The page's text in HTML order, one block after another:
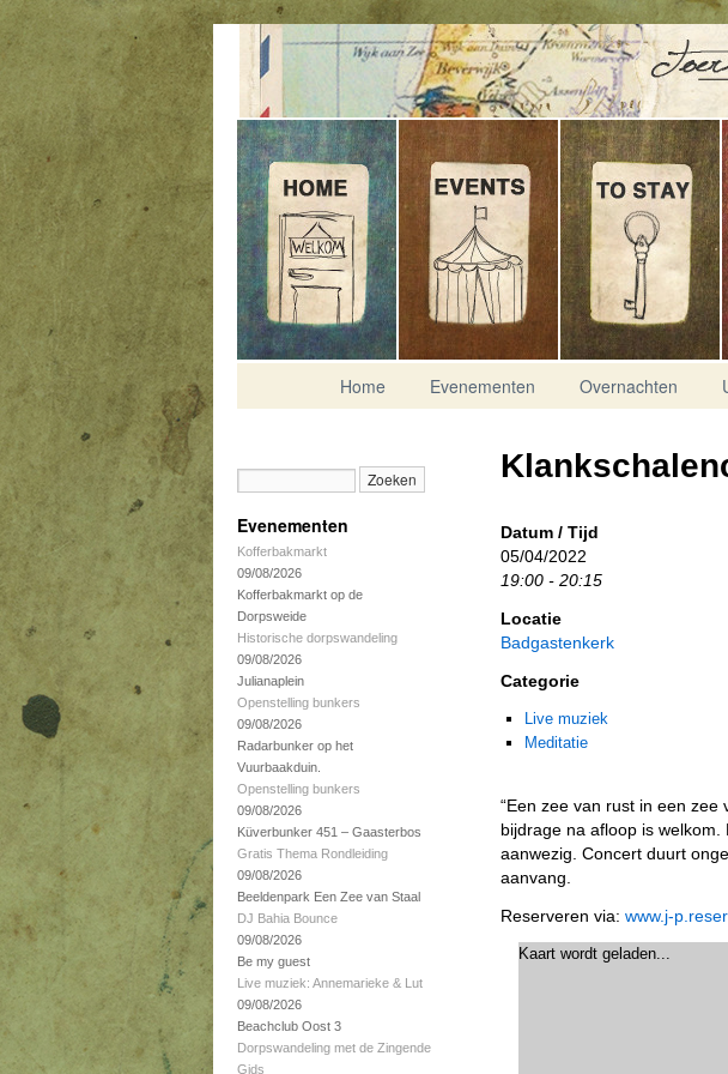
Contact
Home Evenementen Overnachten
Evenementen
Kofferbakmarkt
09/08/2026
Kofferbakmarkt op de
Dorpsweide
Historische dorpswandeling
09/08/2026
Julianaplein
Openstelling bunkers
09/08/2026
Radarbunker op het
Vuurbaakduin.
Openstelling bunkers
09/08/2026
Küverbunker 451 – Gaasterbos
Gratis Thema Rondleiding
09/08/2026
Beeldenpark Een Zee van Staal
DJ Bahia Bounce
09/08/2026
Be my guest
Live muziek: Annemarieke & Lut
09/08/2026
Beachclub Oost 3
Dorpswandeling met de Zingende
Gids
Datum / Tijd
05/04/2022
19:00 - 20:15
Locatie
Badgastenkerk
Categorie
Live muziek
Meditatie
“Een zee van rust in een zee
bijdrage na afloop is welkom.
aanwezig. Concert duurt
aanvang.
Reserveren via: www.j-
Kaart wordt geladen...